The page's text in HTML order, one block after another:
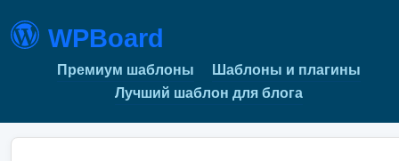
WPBoard
Премиум шаблоны
Шаблоны и плагины
Лучший шаблон для блога